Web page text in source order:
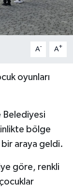
A- A+
oyunları
Belediyesi
bölge
araya geldi.
göre, renkli